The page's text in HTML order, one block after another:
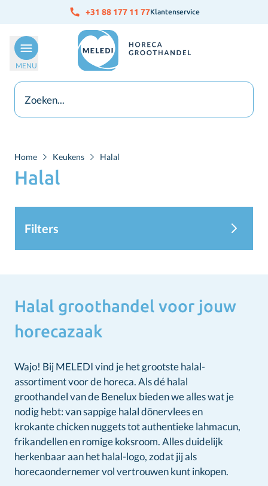
Ga naar de inhoud +31 88 177 11 77Klantenservice
MENU
Home Keukens Halal
Halal
Filters
Halal groothandel voor jouw
horecazaak
Wajo! Bij MELEDI vind je het grootste halal-
assortiment voor de horeca. Als dé halal
groothandel van de Benelux bieden we alles wat je
nodig hebt: van sappige halal dönervlees en
krokante chicken nuggets tot authentieke lahmacun,
frikandellen en romige koksroom. Alles duidelijk
herkenbaar aan het halal-logo, zodat jij als
horecaondernemer vol vertrouwen kunt inkopen.